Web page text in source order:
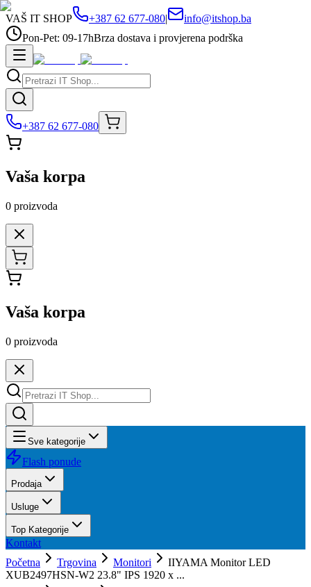
VAŠ IT SHOP +387 62 677-080|
info@itshop.ba
Pon-Pet: 09-17hBrza dostava i provjerena podrška
+387 62 677-080
Vaša korpa
0 proizvoda
Vaša korpa
0 proizvoda
Sve kategorije
Flash ponude
Prodaja
Usluge
Top Kategorije
Kontakt
Početna
Trgovina Monitori
IIYAMA Monitor LED
XUB2497HSN-W2 23.8" IPS 1920 x ...